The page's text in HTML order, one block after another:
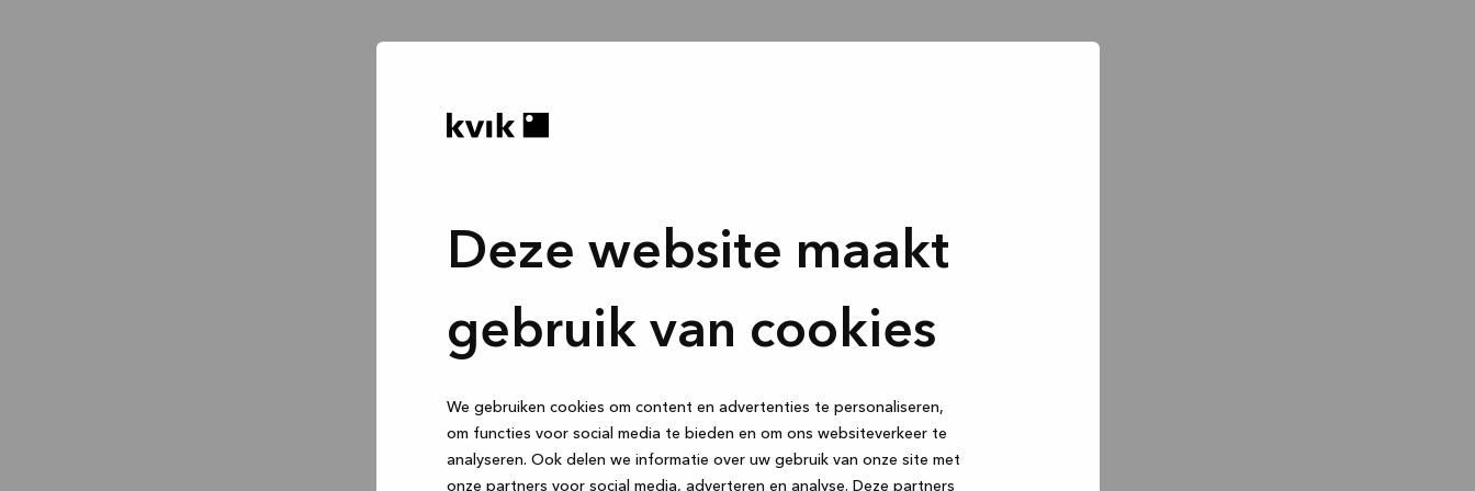
Deze website maakt
gebruik van cookies
We gebruiken cookies om content en advertenties te personaliseren,
om functies voor social media te bieden en om ons websiteverkeer te
analyseren. Ook delen we informatie over uw gebruik van onze site met
onze partners voor social media, adverteren en analyse. Deze partners